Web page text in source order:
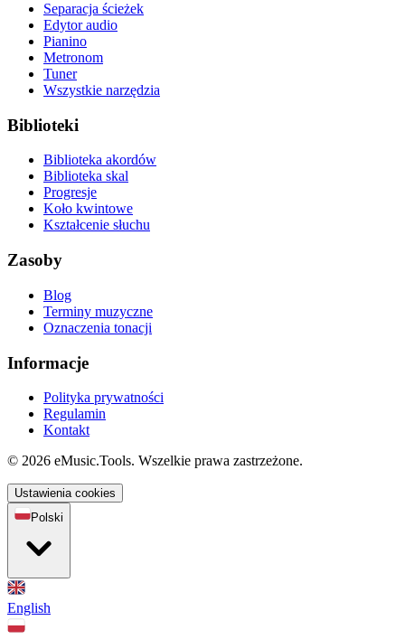
Separacja ścieżek
Edytor audio
Pianino
Metronom
Tuner
Wszystkie narzędzia
Biblioteki
Biblioteka akordów
Biblioteka skal
Progresje
Koło kwintowe
Kształcenie słuchu
Zasoby
Blog
Terminy muzyczne
Oznaczenia tonacji
Informacje
Polityka prywatności
Regulamin
Kontakt
© 2026 eMusic.Tools. Wszelkie prawa zastrzeżone.
Ustawienia cookies
Polski
English